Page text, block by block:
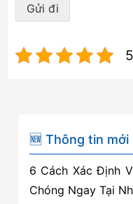
Gửi đi
🆕 Thông tin mới
6 Cách Xác Định
Chóng Ngay Tại